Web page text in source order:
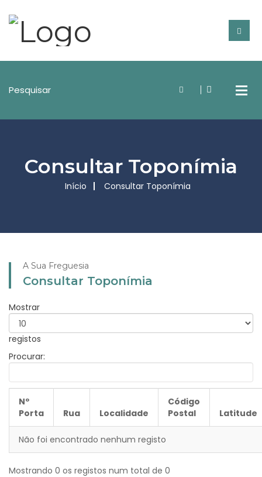
Consultar Toponímia
Início Consultar Toponímia
A Sua Freguesia
Consultar Toponímia
Mostrar
registos
Procurar:
Nº
Porta
Rua Localidade
Código
Postal
Latitude
Não foi encontrado nenhum registo
Mostrando 0 os registos num total de 0